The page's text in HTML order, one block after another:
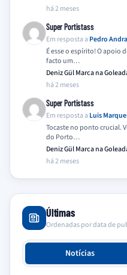
há 2 meses
Super Portistass
Em resposta a Pedro
É esse o espírito! O apoio
facto um…
Deniz Gül Marca na
há 2 meses
Super Portistass
Em resposta a Luis
Tocaste no ponto crucial.
do Porto…
Deniz Gül Marca na
há 2 meses
Últimas
Ordenadas por data de
Notícias